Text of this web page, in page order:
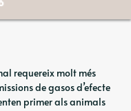
requereix molt més
de gasos d’efecte
primer als animals